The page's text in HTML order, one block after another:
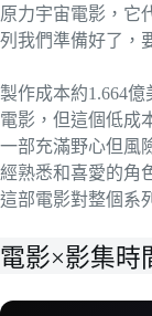
原力宇宙電影，它
列我們準備好了，
製作成本約1.664
電影，但這個低成
一部充滿野心但風
經熟悉和喜愛的角
這部電影對整個系
電影×影集時